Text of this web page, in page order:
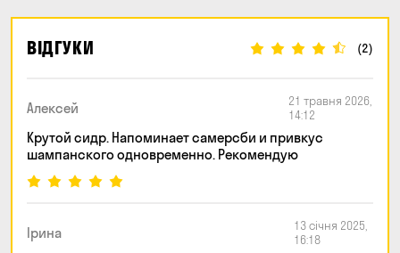
ВІДГУКИ (2)
Алексей
21 травня 2026,
14:12
Крутой сидр. Напоминает самерсби и привкус
шампанского одновременно. Рекомендую
Ірина
13 січня 2025,
16:18